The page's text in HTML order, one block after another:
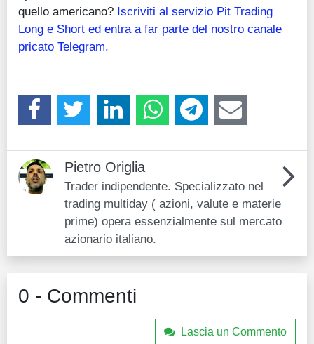
quello americano? Iscriviti al servizio Pit Trading
Long e Short ed entra a far parte del nostro canale
pricato Telegram.
Pietro Origlia
Trader indipendente. Specializzato nel
trading multiday ( azioni, valute e materie
prime) opera essenzialmente sul mercato
azionario italiano.
0 - Commenti
Lascia un Commento